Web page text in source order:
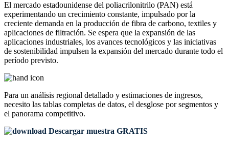
El mercado estadounidense del poliacrilonitrilo (PAN) está
experimentando un crecimiento constante, impulsado por la
creciente demanda en la producción de fibra de carbono, textiles y
aplicaciones de filtración. Se espera que la expansión de las
aplicaciones industriales, los avances tecnológicos y las iniciativas
de sostenibilidad impulsen la expansión del mercado durante todo el
período previsto.
Para un análisis regional detallado y estimaciones de ingresos,
necesito las tablas completas de datos, el desglose por segmentos y
el panorama competitivo.
Descargar muestra GRATIS